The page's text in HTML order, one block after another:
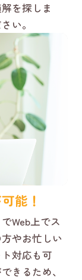
を探しま
い。
能！
Web上でス
やお忙しい
対応も可
きるため、